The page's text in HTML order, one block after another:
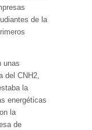
de la
unas
del CNH2,
la
energéticas
la
de